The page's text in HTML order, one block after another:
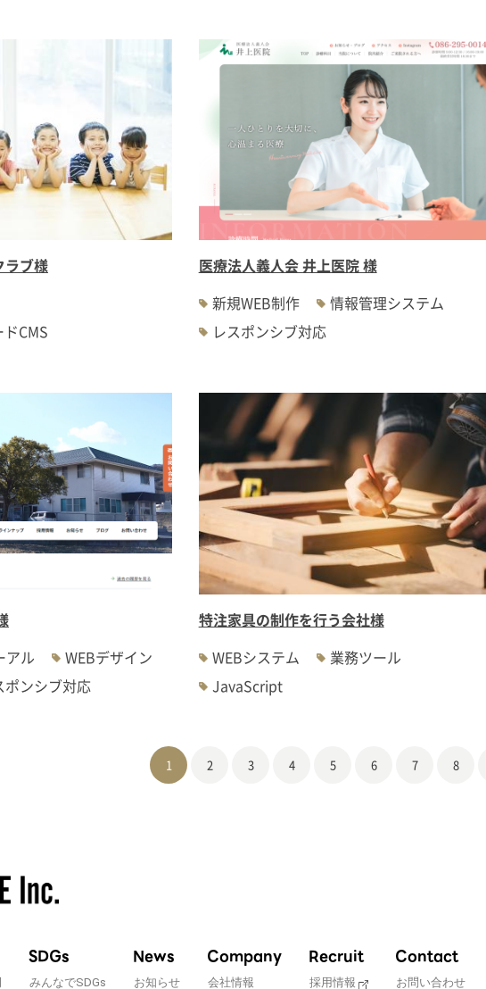
ラブ様
CMS
医療法人義人会 井上医院 様
新規WEB制作
情報管理システム
レスポンシブ対応
アル
WEBデザイン
ポンシブ対応
特注家具の制作を行う会社様
WEBシステム
業務ツール
JavaScript
1 2 3 4 5 6 7 8
SDGs
みんなでSDGs
News
お知らせ
Company
会社情報
Recruit
採用情報
Contact
お問い合わせ